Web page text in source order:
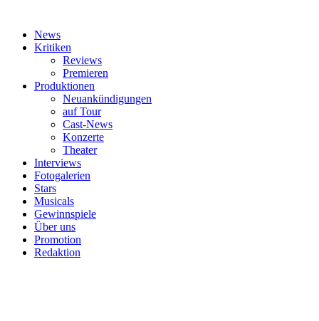
News
Kritiken
Reviews
Premieren
Produktionen
Neuankündigungen
auf Tour
Cast-News
Konzerte
Theater
Interviews
Fotogalerien
Stars
Musicals
Gewinnspiele
Über uns
Promotion
Redaktion